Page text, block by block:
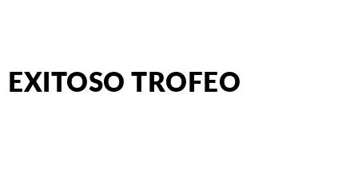
EXITOSO TROFEO